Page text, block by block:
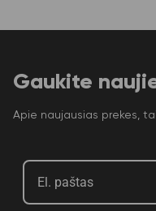
Gaukite
Apie naujausias prekes,